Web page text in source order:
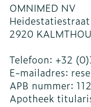
OMNIMED NV
2920
Telefoon: +32
E-mailadres:
APB nummer:
Apotheek